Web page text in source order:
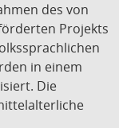
des von
Projekts
in einem
Die